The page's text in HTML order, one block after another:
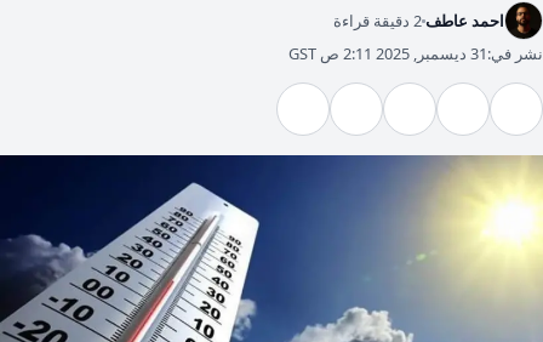
احمد عاطف2 دقيقة قراءة
نشر في:31 ديسمبر, 2025 2:11 ص GST